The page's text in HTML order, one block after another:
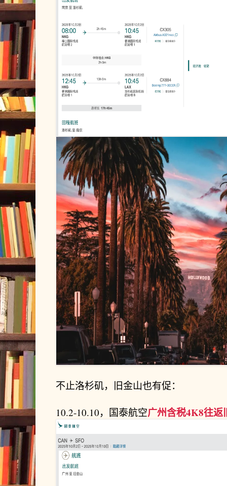
不止洛杉矶，旧金山也有促：
10.2-10.10，国泰航空广州含税4K8往返